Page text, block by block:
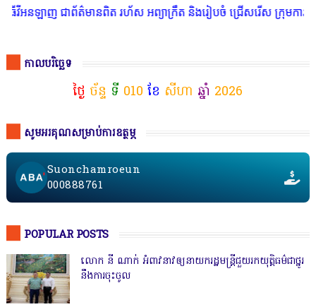
ញ ជាព័ត៌មានពិត រហ័ស អព្យាក្រឹត និងរៀបចំ ជ្រើសរើស ក្រុមការងារ នៅ
កាលបរិច្ឆេទ
ថ្ងៃ ច័ន្ទ ទី 010 ខែ សីហា ឆ្នាំ 2026
សូមអរគុណសម្រាប់ការឧត្ថម្ភ
Suonchamroeun
000888761
POPULAR POSTS
លោក នី ណាក់ អំពាវនាវឲ្យនាយករដ្ឋមន្ត្រីជួយរកយុត្តិធម៌ជាថ្នូរ
នឹងការចុះចូល